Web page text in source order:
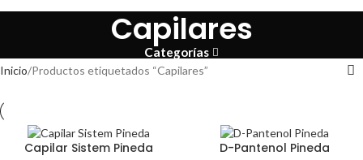
Capilares
Categorías
Inicio Productos etiquetados “Capilares”
Capilar Sistem Pineda D-Pantenol Pineda